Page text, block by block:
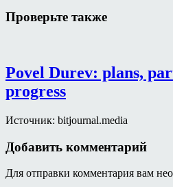
Проверьте также
Povel Durev: plans,
progress
Источник: bitjournal.media
Добавить комментарий
Для отправки комментария вам